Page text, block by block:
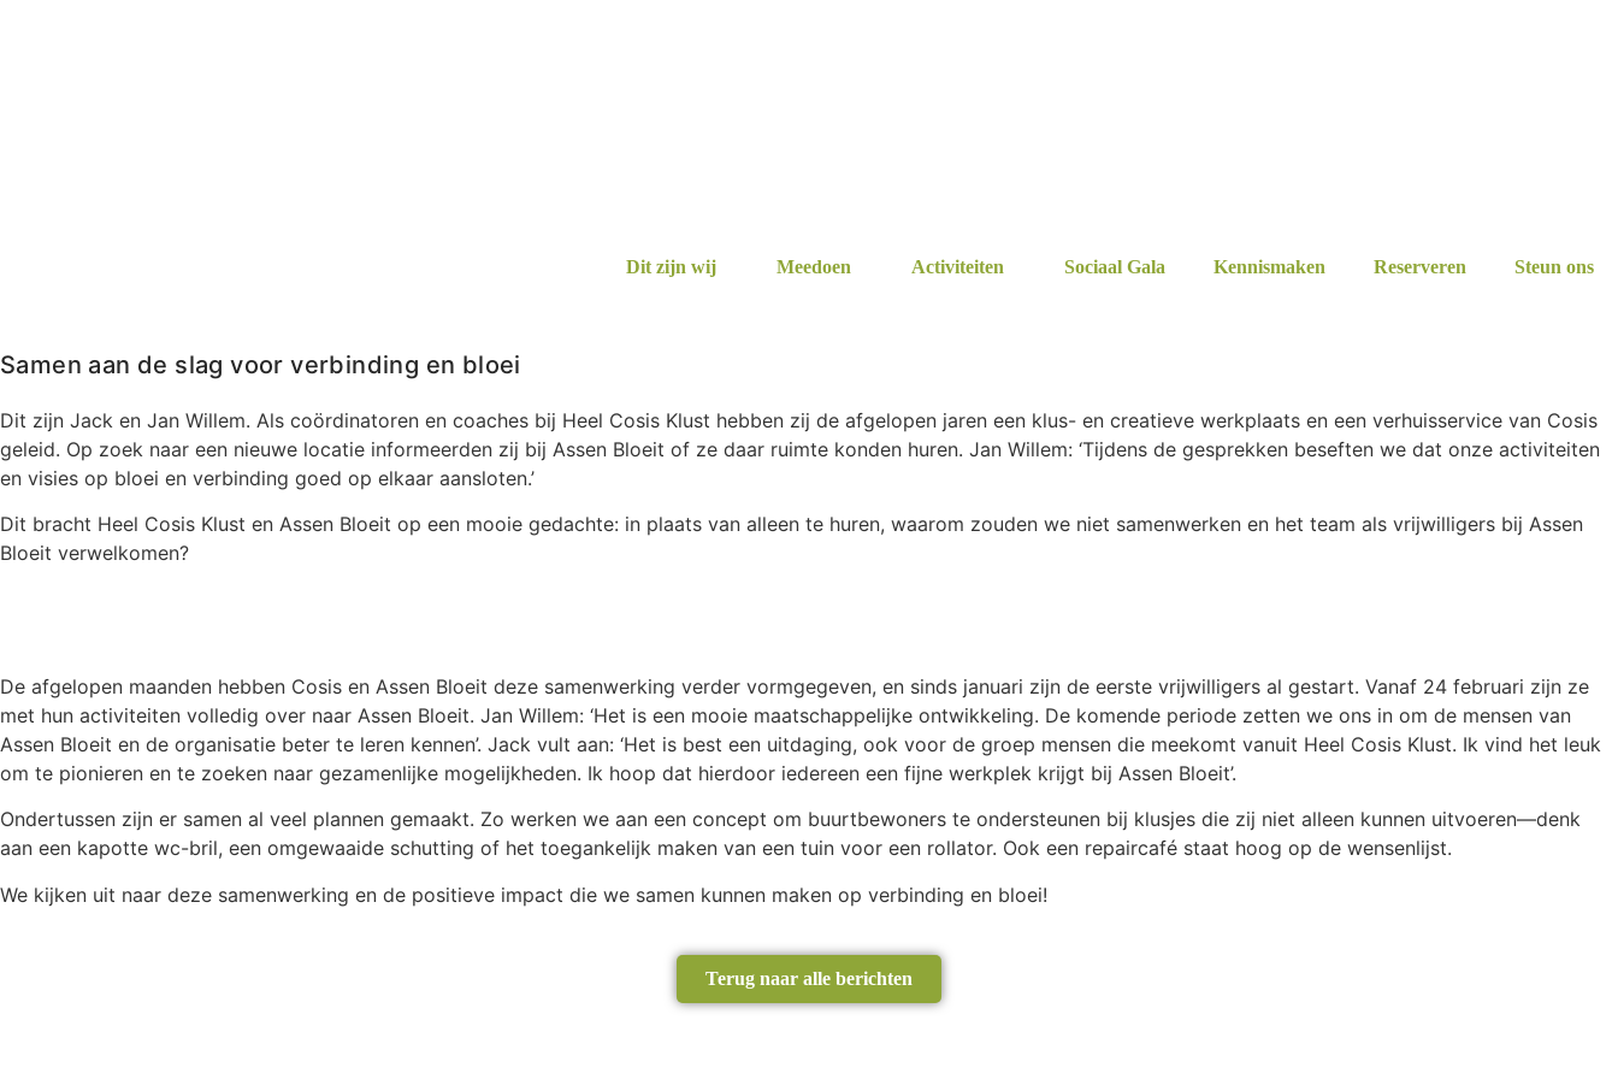
Dit zijn wij Meedoen Activiteiten Sociaal Gala Kennismaken Reserveren Steun ons
Samen aan de slag voor verbinding en bloei
Dit zijn Jack en Jan Willem. Als coördinatoren en coaches bij Heel Cosis Klust hebben zij de afgelopen jaren een klus- en creatieve werkplaats en een verhuisservice van Cosis
geleid. Op zoek naar een nieuwe locatie informeerden zij bij Assen Bloeit of ze daar ruimte konden huren. Jan Willem: ‘Tijdens de gesprekken beseften we dat onze activiteiten
en visies op bloei en verbinding goed op elkaar aansloten.’
Dit bracht Heel Cosis Klust en Assen Bloeit op een mooie gedachte: in plaats van alleen te huren, waarom zouden we niet samenwerken en het team als vrijwilligers bij Assen
Bloeit verwelkomen?
De afgelopen maanden hebben Cosis en Assen Bloeit deze samenwerking verder vormgegeven, en sinds januari zijn de eerste vrijwilligers al gestart. Vanaf 24 februari zijn ze
met hun activiteiten volledig over naar Assen Bloeit. Jan Willem: ‘Het is een mooie maatschappelijke ontwikkeling. De komende periode zetten we ons in om de mensen van
Assen Bloeit en de organisatie beter te leren kennen’. Jack vult aan: ‘Het is best een uitdaging, ook voor de groep mensen die meekomt vanuit Heel Cosis Klust. Ik vind het leuk
om te pionieren en te zoeken naar gezamenlijke mogelijkheden. Ik hoop dat hierdoor iedereen een fijne werkplek krijgt bij Assen Bloeit’.
Ondertussen zijn er samen al veel plannen gemaakt. Zo werken we aan een concept om buurtbewoners te ondersteunen bij klusjes die zij niet alleen kunnen uitvoeren—denk
aan een kapotte wc-bril, een omgewaaide schutting of het toegankelijk maken van een tuin voor een rollator. Ook een repaircafé staat hoog op de wensenlijst.
We kijken uit naar deze samenwerking en de positieve impact die we samen kunnen maken op verbinding en bloei!
Terug naar alle berichten